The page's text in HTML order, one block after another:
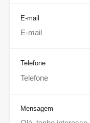
E-mail
Telefone
Mensagem